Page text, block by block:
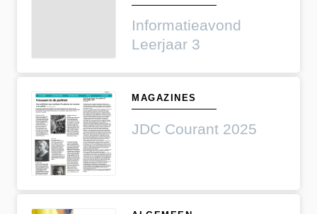
Informatieavond
Leerjaar 3
MAGAZINES
JDC Courant 2025